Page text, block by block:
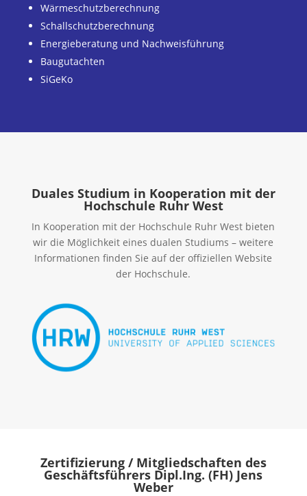
Wärmeschutzberechnung
Schallschutzberechnung
Energieberatung und Nachweisführung
Baugutachten
SiGeKo
Duales Studium in Kooperation mit der
Hochschule Ruhr West
In Kooperation mit der Hochschule Ruhr West bieten
wir die Möglichkeit eines dualen Studiums – weitere
Informationen finden Sie auf der offiziellen Website
der Hochschule.
Zertifizierung / Mitgliedschaften des
Geschäftsführers Dipl.Ing. (FH) Jens
Weber